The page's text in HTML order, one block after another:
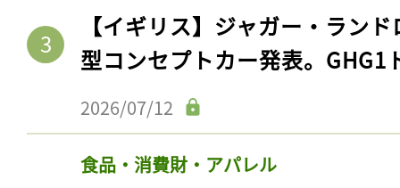
【イギリス】ジャガー・ラン
型コンセプトカー発表。GHG1
2026/07/12
食品・消費財・アパレル